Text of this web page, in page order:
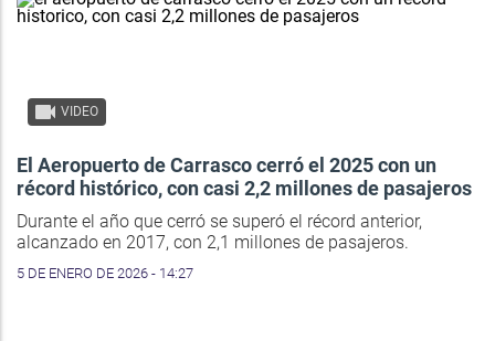
VIDEO
El Aeropuerto de Carrasco cerró el 2025 con un
récord histórico, con casi 2,2 millones de pasajeros
Durante el año que cerró se superó el récord anterior,
alcanzado en 2017, con 2,1 millones de pasajeros.
5 DE ENERO DE 2026 - 14:27